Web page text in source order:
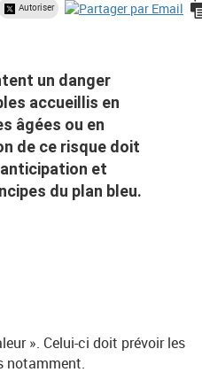
Autoriser
un danger
accueillis en
âgées ou en
de ce risque doit
et
du plan bleu.
». Celui-ci doit prévoir les
notamment.